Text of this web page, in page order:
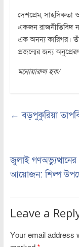
দেশপ্রেম, সাহসিকতা
একজন রাজনীতিবিদ
এক অনন্য কারিগর।
প্রজন্মের জন্য
মনোয়ারুল হক/
← বড়পুকুরিয়া
জুলাই গণঅভ্যুত্থানের
আয়োজন: শিল্প
Leave a
Your email address